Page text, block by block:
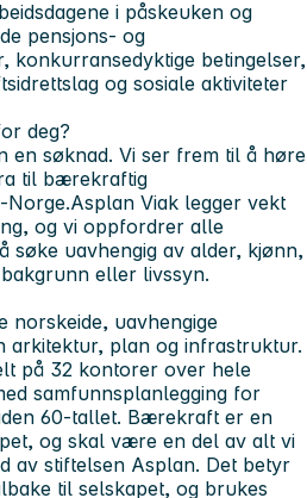
i påskeuken og
pensjons- og
konkurransedyktige betingelser,
og sosiale aktiviteter
deg?
en søknad. Vi ser frem til å høre
til bærekraftig
Viak legger vekt
og vi oppfordrer alle
søke uavhengig av alder, kjønn,
eller livssyn.
norskeide, uavhengige
arkitektur, plan og infrastruktur.
på 32 kontorer over hele
samfunnsplanlegging for
60-tallet. Bærekraft er en
og skal være en del av alt vi
av stiftelsen Asplan. Det betyr
til selskapet, og brukes